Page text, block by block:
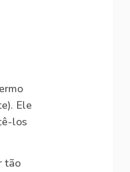
Ele
los
tão